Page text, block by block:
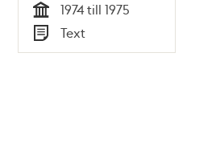
Tid
1974 till 1975
Typ
Text